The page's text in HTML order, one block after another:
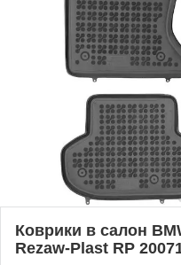
Коврики в салон
Rezaw-Plast RP